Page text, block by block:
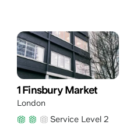
1 Finsbury Market
London
Service Level 2